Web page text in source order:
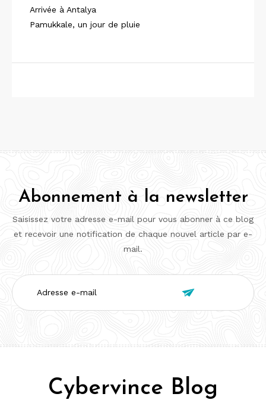
Arrivée à Antalya
Pamukkale, un jour de pluie
Abonnement à la newsletter
Saisissez votre adresse e-mail pour vous abonner à ce blog
et recevoir une notification de chaque nouvel article par e-
mail.
Adresse
e-
mail

Cybervince Blog